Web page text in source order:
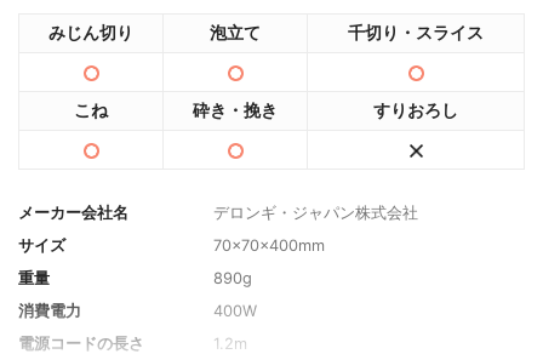
みじん切り 泡立て 千切り・スライス
こね 砕き・挽き すりおろし
メーカー会社名
デロンギ・ジャパン株式会社
サイズ
70×70×400mm
重量
890g
消費電力
400W
電源コードの長さ
1.2m